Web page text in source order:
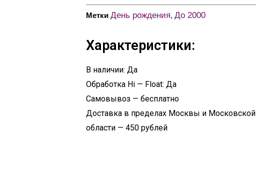
Метки День рождения, До 2000
Характеристики:
В наличии: Да
Обработка Hi — Float: Да
Самовывоз — бесплатно
Доставка в пределах Москвы и Московской
области — 450 рублей